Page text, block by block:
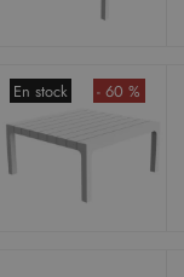
En stock - 60 %